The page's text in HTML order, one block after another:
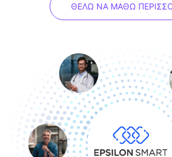
ΘΕΛΩ ΝΑ ΜΑΘΩ